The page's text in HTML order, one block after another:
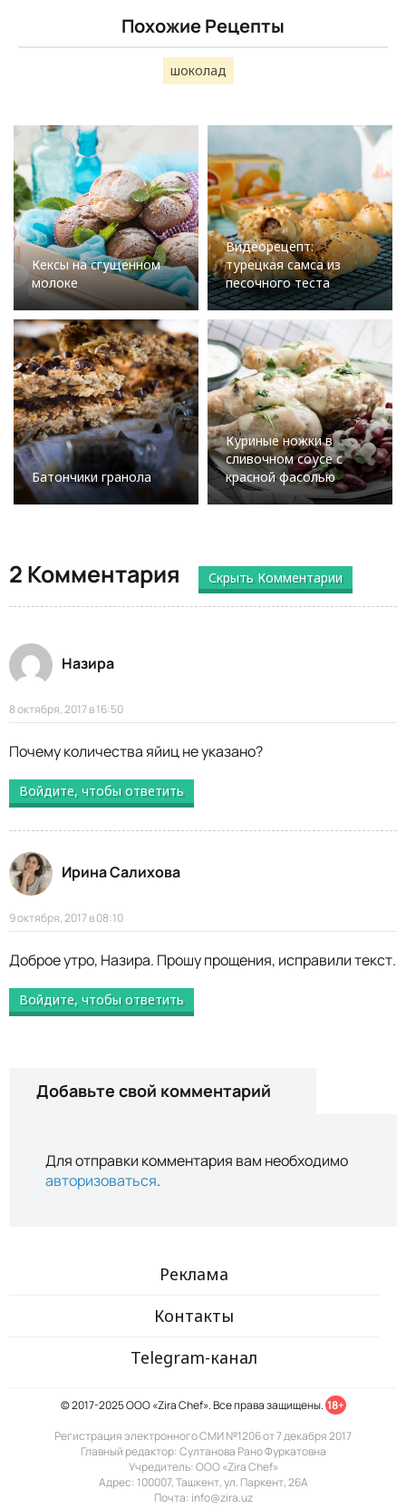
Похожие Рецепты
шоколад
Кексы на сгущенном
молоке
Видеорецепт:
турецкая самса из
песочного теста
Батончики гранола
Куриные ножки в
сливочном соусе с
красной фасолью
2 Комментария Скрыть Комментарии
Назира
8 октября, 2017 в 16:50
Почему количества яйиц не указано?
Войдите, чтобы ответить
Ирина Салихова
9 октября, 2017 в 08:10
Доброе утро, Назира. Прошу прощения, исправили текст.
Войдите, чтобы ответить
Добавьте свой комментарий
Для отправки комментария вам необходимо
авторизоваться.
Реклама
Контакты
Telegram-канал
© 2017-2025 ООО «Zira Chef». Все права защищены. 18+
Регистрация электронного СМИ №1206 от 7 декабря 2017
Главный редактор: Султанова Рано Фуркатовна
Учредитель: ООО «Zira Chef»
Адрес: 100007, Ташкент, ул. Паркент, 26А
Почта: info@zira.uz